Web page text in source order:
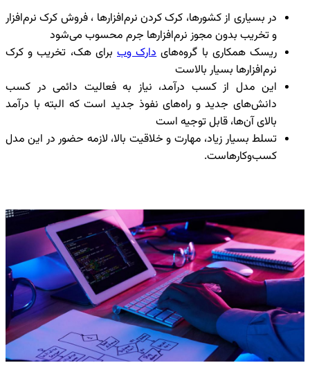
در بسیاری از کشورها، کرک کردن نرم‌افزارها ، فروش کرک نرم‌افزار
و تخریب بدون مجوز نرم‌افزارها جرم محسوب می‌شود
ریسک همکاری با گروه‌هایدارک وب برای هک، تخریب و کرک
نرم‌افزارها بسیار بالاست
این مدل از کسب درآمد، نیاز به فعالیت دائمی در کسب
دانش‌های جدید و راه‌های نفوذ جدید است که البته با درآمد
بالای آن‌ها، قابل توجیه است
تسلط بسیار زیاد، مهارت و خلاقیت بالا، لازمه حضور در این مدل
کسب‌وکارهاست.